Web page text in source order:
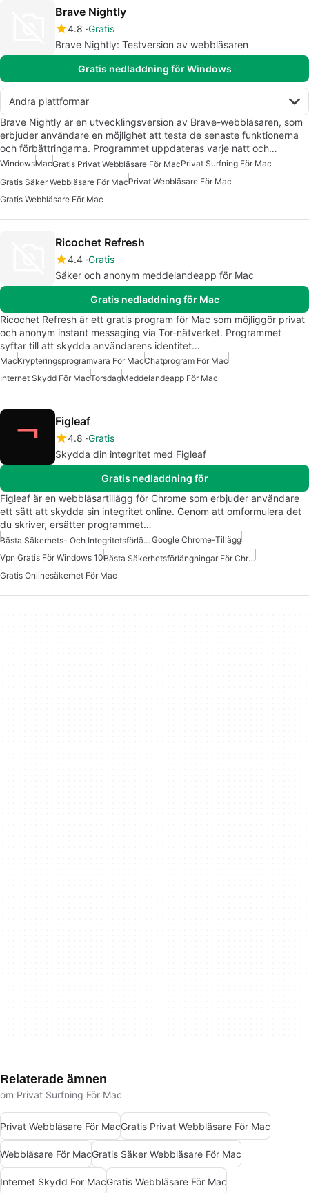
Brave Nightly
4.8 Gratis
Brave Nightly: Testversion av webbläsaren
Gratis nedladdning för Windows
Andra plattformar
Brave Nightly är en utvecklingsversion av Brave-webbläsaren, som
erbjuder användare en möjlighet att testa de senaste funktionerna
och förbättringarna. Programmet uppdateras varje natt och…
WindowsMacGratis Privat Webbläsare För MacPrivat Surfning För Mac
Gratis Säker Webbläsare För MacPrivat Webbläsare För Mac
Gratis Webbläsare För Mac
Ricochet Refresh
4.4 Gratis
Säker och anonym meddelandeapp för Mac
Gratis nedladdning för Mac
Ricochet Refresh är ett gratis program för Mac som möjliggör privat
och anonym instant messaging via Tor-nätverket. Programmet
syftar till att skydda användarens identitet…
MacKrypteringsprogramvara För MacChatprogram För Mac
Internet Skydd För MacTorsdagMeddelandeapp För Mac
Figleaf
4.8 Gratis
Skydda din integritet med Figleaf
Gratis nedladdning för
Figleaf är en webbläsartillägg för Chrome som erbjuder användare
ett sätt att skydda sin integritet online. Genom att omformulera det
du skriver, ersätter programmet…
Bästa Säkerhets- Och Integritetsförlängningar För Chrome Google Chrome-Tillägg
Vpn Gratis För Windows 10
Bästa Säkerhetsförlängningar För Chrome
Gratis Onlinesäkerhet För Mac
Relaterade ämnen
om Privat Surfning För Mac
Privat Webbläsare För MacGratis Privat Webbläsare För Mac
Webbläsare För MacGratis Säker Webbläsare För Mac
Internet Skydd För MacGratis Webbläsare För Mac